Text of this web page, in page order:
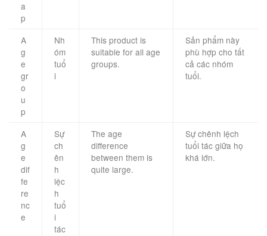
a
p
A
g
e
gr
o
u
p
Nh
óm
tuổ
i
This product is
suitable for all age
groups.
Sản phẩm này
phù hợp cho tất
cả các nhóm
tuổi.
A
g
e
dif
fe
re
nc
e
Sự
ch
ên
h
lệc
h
tuổ
i
tác
The age
difference
between them is
quite large.
Sự chênh lệch
tuổi tác giữa họ
khá lớn.